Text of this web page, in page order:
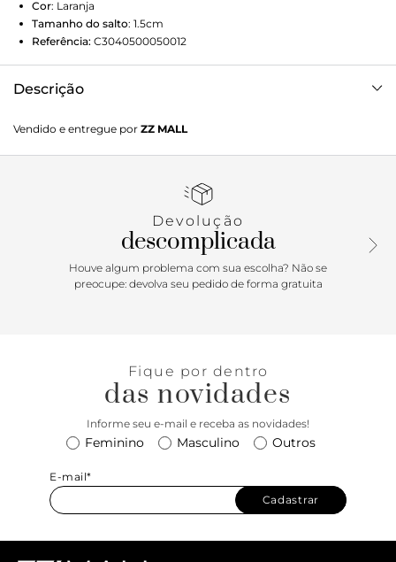
Cor: Laranja
Tamanho do salto: 1.5cm
Referência: C3040500050012
Descrição
bicolores, biqueira emborrachada texturizada e solado baixo
emborrachado com detalhe de duas linhas marrons na
Alê vai ser sua melhor aposta da estação. Urbano e super
estiloso, ele vai te tornar uma verdadeira sneakerhead. É
calçar e se apaixonar!
Vendido e entregue por ZZ MALL
Devolução
descomplicada
Houve algum problema com sua escolha? Não se
preocupe: devolva seu pedido de forma gratuita
Fique por dentro
das novidades
Informe seu e-mail e receba as novidades!
Feminino Masculino Outros
E-mail*
Cadastrar